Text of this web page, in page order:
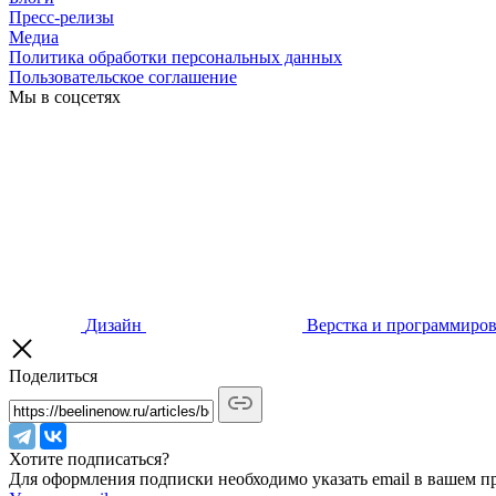
Пресс-релизы
Медиа
Политика обработки персональных данных
Пользовательское соглашение
Мы в соцсетях
Дизайн Верстка и
Поделиться
Хотите подписаться?
Для оформления подписки необходимо указать email в вашем